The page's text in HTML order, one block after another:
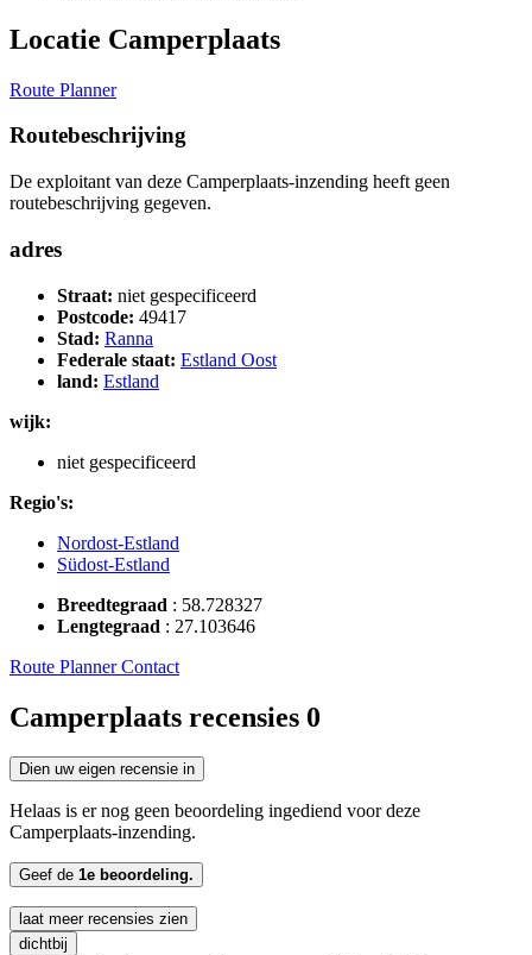
Locatie Camperplaats
Route Planner
Routebeschrijving
De exploitant van deze Camperplaats-inzending heeft geen
routebeschrijving gegeven.
adres
Straat: niet gespecificeerd
Postcode: 49417
Stad: Ranna
Federale staat: Estland Oost
land: Estland
wijk:
niet gespecificeerd
Regio's:
Nordost-Estland
Südost-Estland
Breedtegraad : 58.728327
Lengtegraad : 27.103646
Route PlannerContact
Camperplaats recensies 0
Dien uw eigen recensie in
Helaas is er nog geen beoordeling ingediend voor deze
Camperplaats-inzending.
Geef de 1e beoordeling.
laat meer recensies zien
dichtbij